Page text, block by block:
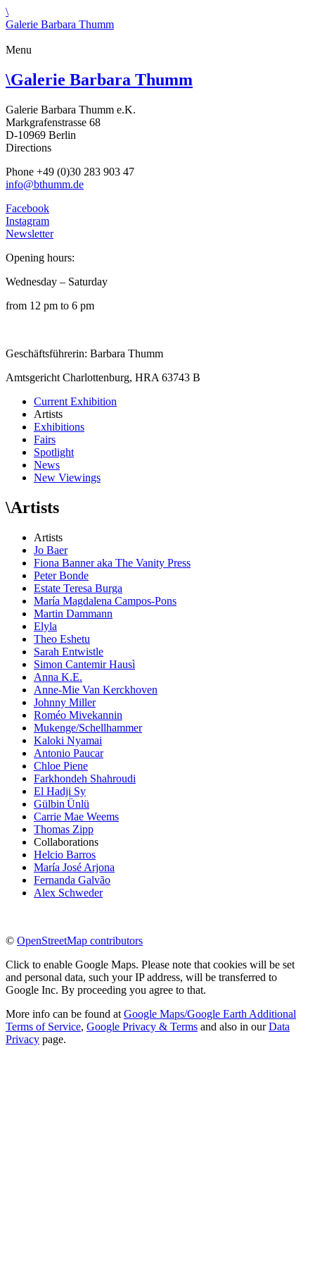
\
Galerie Barbara Thumm
Menu
\Galerie Barbara Thumm
Galerie Barbara Thumm e.K.
Markgrafenstrasse 68
D-10969 Berlin
Directions
Phone +49 (0)30 283 903 47
info@bthumm.de
Facebook
Instagram
Newsletter
Opening hours:
Wednesday – Saturday
from 12 pm to 6 pm
Geschäftsführerin: Barbara Thumm
Amtsgericht Charlottenburg, HRA 63743 B
Current Exhibition
Artists
Exhibitions
Fairs
Spotlight
News
New Viewings
\Artists
Artists
Jo Baer
Fiona Banner aka The Vanity Press
Peter Bonde
Estate Teresa Burga
María Magdalena Campos-Pons
Martin Dammann
Elyla
Theo Eshetu
Sarah Entwistle
Simon Cantemir Hausì
Anna K.E.
Anne-Mie Van Kerckhoven
Johnny Miller
Roméo Mivekannin
Mukenge/Schellhammer
Kaloki Nyamai
Antonio Paucar
Chloe Piene
Farkhondeh Shahroudi
El Hadji Sy
Gülbin Ünlü
Carrie Mae Weems
Thomas Zipp
Collaborations
Helcio Barros
María José Arjona
Fernanda Galvão
Alex Schweder
© OpenStreetMap contributors
Click to enable Google Maps. Please note that cookies will be set
and personal data, such your IP address, will be transferred to
Google Inc. By proceeding you agree to that.
More info can be found at Google Maps/Google Earth Additional
Terms of Service, Google Privacy & Terms and also in ourData
Privacy page.